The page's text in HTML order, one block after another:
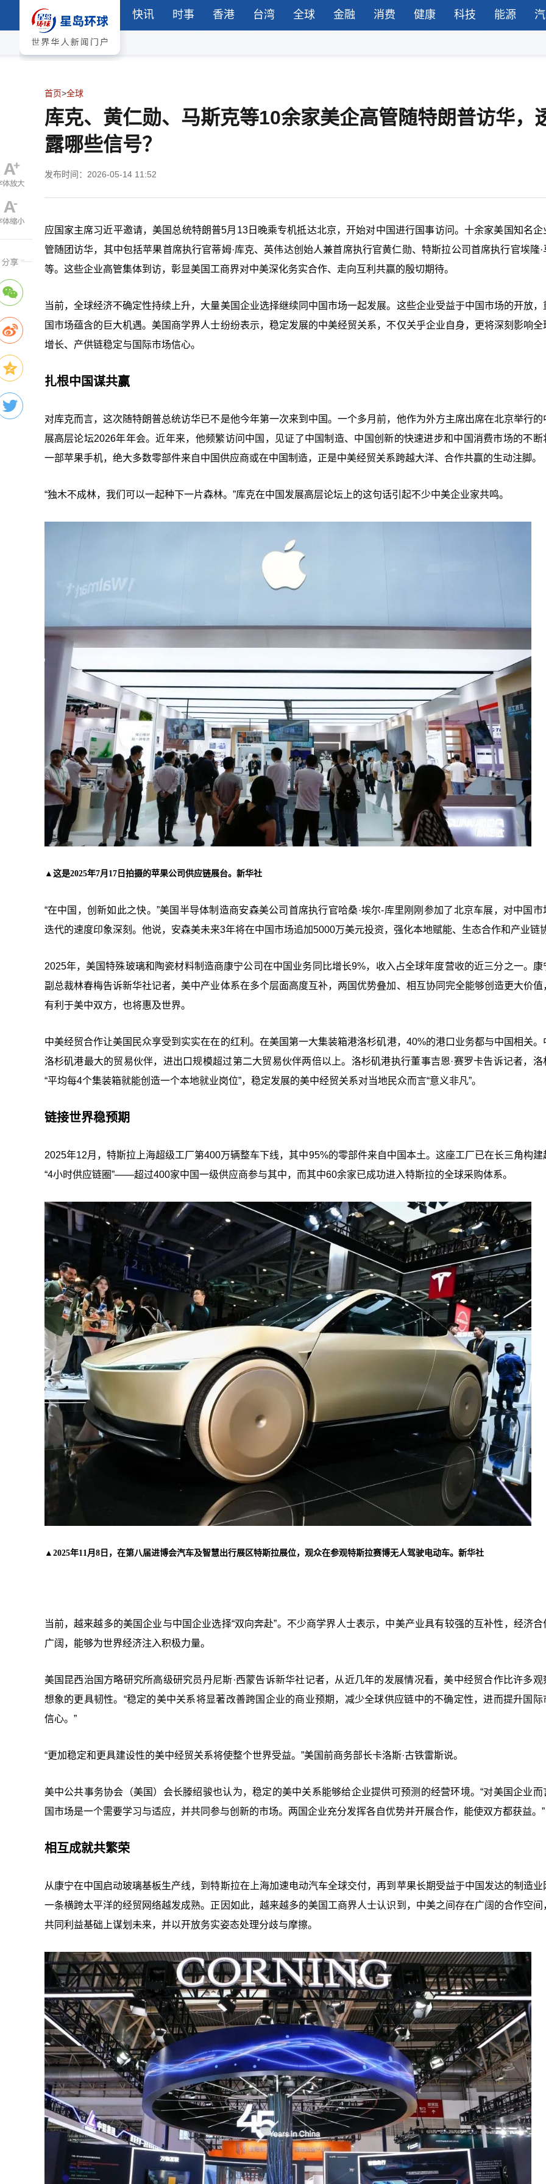
快讯 时事 香港 台湾 全球 金融 消费 健康 科技 能源
首页>全球
库克、黄仁勋、马斯克等10余家美企高管随特朗普访华，
露哪些信号？
发布时间：2026-05-14 11:52
应国家主席习近平邀请，美国总统特朗普5月13日晚乘专机抵达北京，开始对中国进行国事访问。十余家美国知名企
管随团访华，其中包括苹果首席执行官蒂姆·库克、英伟达创始人兼首席执行官黄仁勋、特斯拉公司首席执行官埃隆·
等。这些企业高管集体到访，彰显美国工商界对中美深化务实合作、走向互利共赢的殷切期待。
当前，全球经济不确定性持续上升，大量美国企业选择继续同中国市场一起发展。这些企业受益于中国市场的开放，
国市场蕴含的巨大机遇。美国商学界人士纷纷表示，稳定发展的中美经贸关系，不仅关乎企业自身，更将深刻影响全
增长、产供链稳定与国际市场信心。
扎根中国谋共赢
对库克而言，这次随特朗普总统访华已不是他今年第一次来到中国。一个多月前，他作为外方主席出席在北京举行的
展高层论坛2026年年会。近年来，他频繁访问中国，见证了中国制造、中国创新的快速进步和中国消费市场的不断
一部苹果手机，绝大多数零部件来自中国供应商或在中国制造，正是中美经贸关系跨越大洋、合作共赢的生动注脚。
“独木不成林，我们可以一起种下一片森林。”库克在中国发展高层论坛上的这句话引起不少中美企业家共鸣。
▲这是2025年7月17日拍摄的苹果公司供应链展台。新华社
“在中国，创新如此之快。”美国半导体制造商安森美公司首席执行官哈桑·埃尔-库里刚刚参加了北京车展，对中国市
迭代的速度印象深刻。他说，安森美未来3年将在中国市场追加5000万美元投资，强化本地赋能、生态合作和产业链
2025年，美国特殊玻璃和陶瓷材料制造商康宁公司在中国业务同比增长9%，收入占全球年度营收的近三分之一。康
副总裁林春梅告诉新华社记者，美中产业体系在多个层面高度互补，两国优势叠加、相互协同完全能够创造更大价值
有利于美中双方，也将惠及世界。
中美经贸合作让美国民众享受到实实在在的红利。在美国第一大集装箱港洛杉矶港，40%的港口业务都与中国相关。
洛杉矶港最大的贸易伙伴，进出口规模超过第二大贸易伙伴两倍以上。洛杉矶港执行董事吉恩·赛罗卡告诉记者，洛
“平均每4个集装箱就能创造一个本地就业岗位”，稳定发展的美中经贸关系对当地民众而言“意义非凡”。
链接世界稳预期
2025年12月，特斯拉上海超级工厂第400万辆整车下线，其中95%的零部件来自中国本土。这座工厂已在长三角构建
“4小时供应链圈”——超过400家中国一级供应商参与其中，而其中60余家已成功进入特斯拉的全球采购体系。
▲ 2025年11月8日，在第八届进博会汽车及智慧出行展区特斯拉展位，观众在参观特斯拉赛博无人驾驶电动车。新华社
当前，越来越多的美国企业与中国企业选择“双向奔赴”。不少商学界人士表示，中美产业具有较强的互补性，经济合
广阔，能够为世界经济注入积极力量。
美国昆西治国方略研究所高级研究员丹尼斯·西蒙告诉新华社记者，从近几年的发展情况看，美中经贸合作比许多观
想象的更具韧性。“稳定的美中关系将显著改善跨国企业的商业预期，减少全球供应链中的不确定性，进而提升国际
信心。”
“更加稳定和更具建设性的美中经贸关系将使整个世界受益。”美国前商务部长卡洛斯·古铁雷斯说。
美中公共事务协会（美国）会长滕绍骏也认为，稳定的美中关系能够给企业提供可预测的经营环境。“对美国企业而
国市场是一个需要学习与适应，并共同参与创新的市场。两国企业充分发挥各自优势并开展合作，能使双方都获益。”
相互成就共繁荣
从康宁在中国启动玻璃基板生产线，到特斯拉在上海加速电动汽车全球交付，再到苹果长期受益于中国发达的制造业
一条横跨太平洋的经贸网络越发成熟。正因如此，越来越多的美国工商界人士认识到，中美之间存在广阔的合作空间
共同利益基础上谋划未来，并以开放务实姿态处理分歧与摩擦。